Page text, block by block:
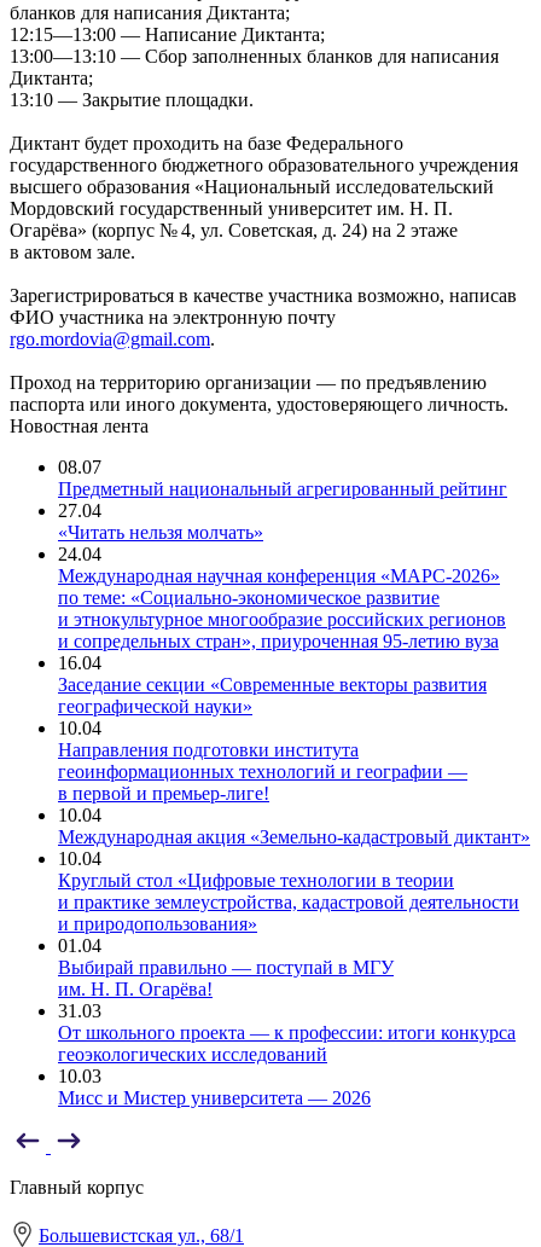
бланков для написания Диктанта;
12:15—13:00 — Написание Диктанта;
13:00—13:10 — Сбор заполненных бланков для написания
Диктанта;
13:10 — Закрытие площадки.
Диктант будет проходить на базе Федерального
государственного бюджетного образовательного учреждения
высшего образования «Национальный исследовательский
Мордовский государственный университет им. Н. П.
Огарёва» (корпус № 4, ул. Советская, д. 24) на 2 этаже
в актовом зале.
Зарегистрироваться в качестве участника возможно, написав
ФИО участника на электронную почту
rgo.mordovia@gmail.com.
Проход на территорию организации — по предъявлению
паспорта или иного документа, удостоверяющего личность.
Новостная лента
08.07
Предметный национальный агрегированный рейтинг
27.04
«Читать нельзя молчать»
24.04
Международная научная конференция «МАРС-2026»
по теме: «Социально-экономическое развитие
и этнокультурное многообразие российских регионов
и сопредельных стран», приуроченная 95-летию вуза
16.04
Заседание секции «Современные векторы развития
географической науки»
10.04
Направления подготовки института
геоинформационных технологий и географии —
в первой и премьер-лиге!
10.04
Международная акция «Земельно-кадастровый диктант»
10.04
Круглый стол «Цифровые технологии в теории
и практике землеустройства, кадастровой деятельности
и природопользования»
01.04
Выбирай правильно — поступай в МГУ
им. Н. П. Огарёва!
31.03
От школьного проекта — к профессии: итоги конкурса
геоэкологических исследований
10.03
Мисс и Мистер университета — 2026
Главный корпус
Большевистская ул., 68/1